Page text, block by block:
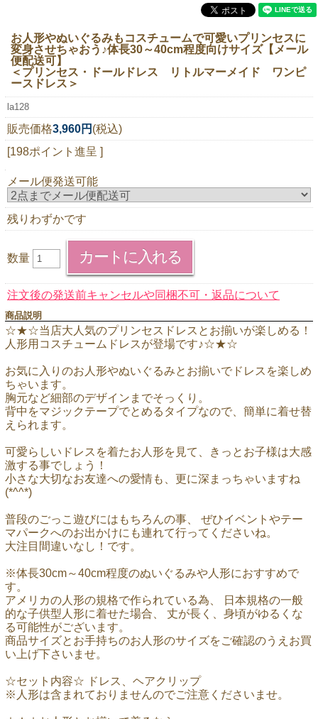
お人形やぬいぐるみもコスチュームで可愛いプリンセスに
変身させちゃおう♪体長30～40cm程度向けサイズ【メール
便配送可】
＜プリンセス・ドールドレス リトルマーメイド ワンピ
ースドレス＞
la128
販売価格3,960円 (税込)
[198ポイント進呈 ]
メール便発送可能
残りわずかです
数量
注文後の発送前キャンセルや同梱不可・返品について
商品説明
☆★☆当店大人気のプリンセスドレスとお揃いが楽しめる！
人形用コスチュームドレスが登場です♪☆★☆
お気に入りのお人形やぬいぐるみとお揃いでドレスを楽しめ
ちゃいます。
胸元など細部のデザインまでそっくり。
背中をマジックテープでとめるタイプなので、簡単に着せ替
えられます。
可愛らしいドレスを着たお人形を見て、きっとお子様は大感
激する事でしょう！
小さな大切なお友達への愛情も、更に深まっちゃいますね
(*^^*)
普段のごっこ遊びにはもちろんの事、 ぜひイベントやテー
マパークへのお出かけにも連れて行ってくださいね。
大注目間違いなし！です。
※体長30cm～40cm程度のぬいぐるみや人形におすすめで
す。
アメリカの人形の規格で作られている為、 日本規格の一般
的な子供型人形に着せた場合、 丈が長く、身頃がゆるくな
る可能性がございます。
商品サイズとお手持ちのお人形のサイズをご確認のうえお買
い上げ下さいませ。
☆セット内容☆ ドレス、ヘアクリップ
※人形は含まれておりませんのでご注意くださいませ。
0120-221-040
電話受付時間：月～金10:00~16:00 ※祝日除く